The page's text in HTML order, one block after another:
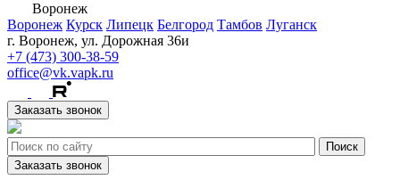
Воронеж
Воронеж Курск Липецк Белгород Тамбов Луганск
г. Воронеж, ул. Дорожная 36и
+7 (473) 300-38-59
office@vk.vapk.ru
Заказать звонок
Заказать звонок